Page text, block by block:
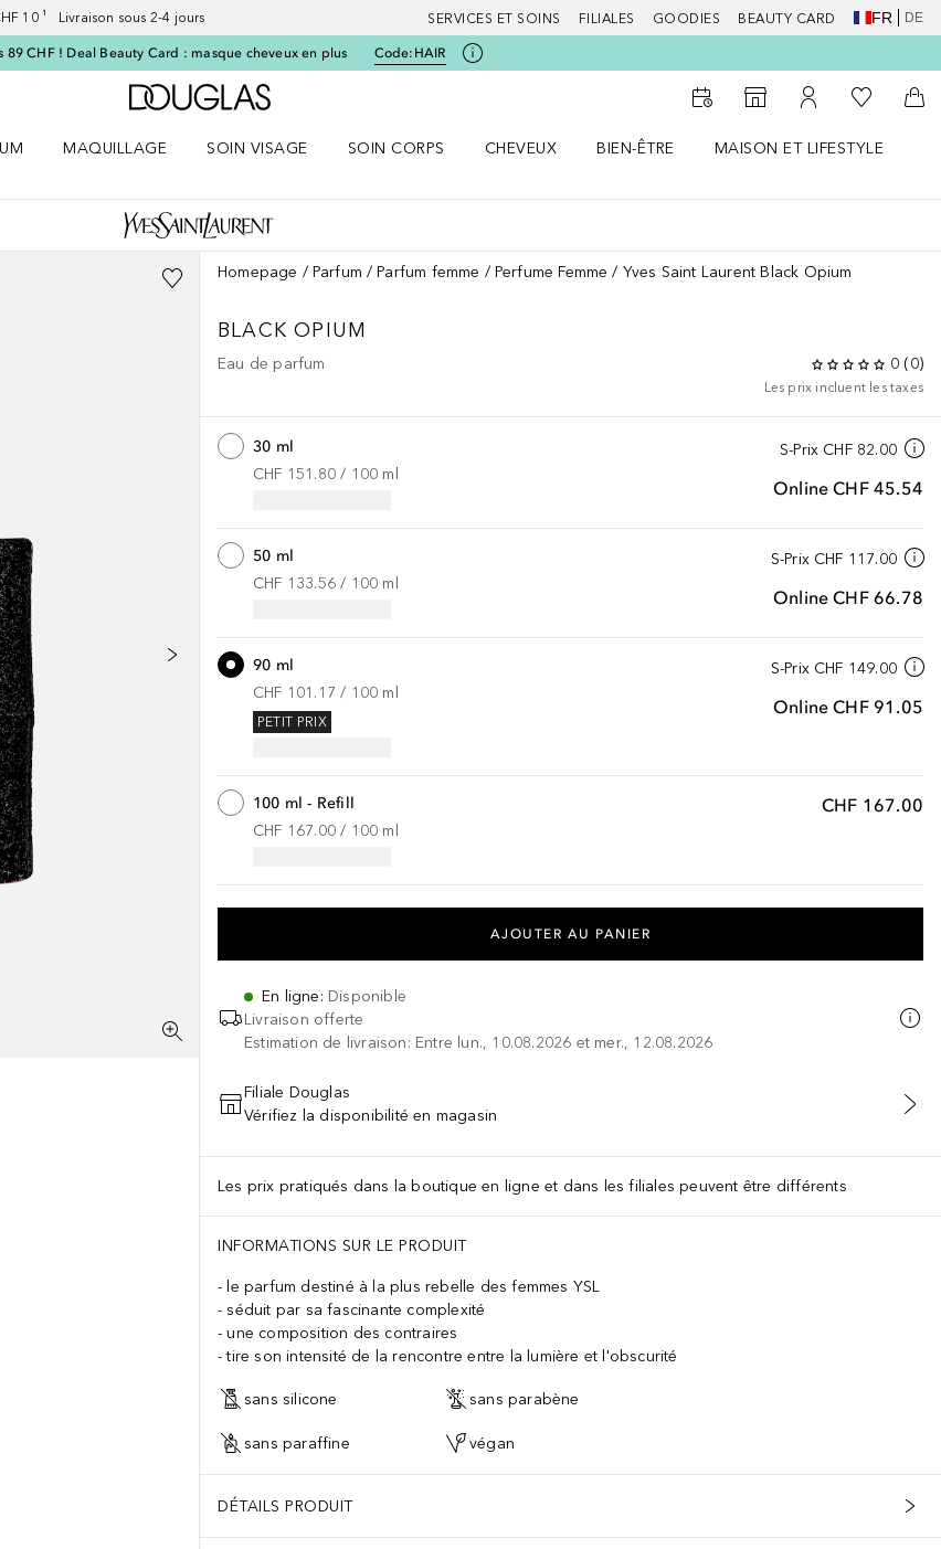
10 ¹ Livraison sous 2-4 jours SERVICES ET SOINS FILIALES GOODIES BEAUTY CARD FR DE
89 CHF ! Deal Beauty Card : masque cheveux en plus Code: HAIR
Vers l'accueil Douglas
Vers le Storefinder
Vers Mon Compte
Vers Ma
MAQUILLAGE
SOIN VISAGE
SOIN CORPS
CHEVEUX
BIEN-ÊTRE
MAISON ET LIFESTYLE
Homepage Parfum Parfum femme Perfume Femme Yves Saint Laurent Black Opium
BLACK OPIUM
Eau de parfum 0 (0)
Les prix incluent les taxes
S-Prix CHF 82.00
Online CHF 45.54
30 ml
CHF 151.80 / 100 ml
S-Prix CHF 117.00
Online CHF 66.78
50 ml
CHF 133.56 / 100 ml
S-Prix CHF 149.00
Online CHF 91.05
90 ml
CHF 101.17 / 100 ml
PETIT PRIX
CHF 167.00
100 ml - Refill
CHF 167.00 / 100 ml
AJOUTER AU PANIER
En ligne: Disponible
Livraison offerte
Estimation de livraison: Entre lun., 10.08.2026 et mer., 12.08.2026
Filiale Douglas
Vérifiez la disponibilité en magasin
Les prix pratiqués dans la boutique en ligne et dans les filiales peuvent être différents
INFORMATIONS SUR LE PRODUIT
le parfum destiné à la plus rebelle des femmes YSL
séduit par sa fascinante complexité
une composition des contraires
tire son intensité de la rencontre entre la lumière et l'obscurité
sans silicone sans parabène
sans paraffine végan
DÉTAILS PRODUIT